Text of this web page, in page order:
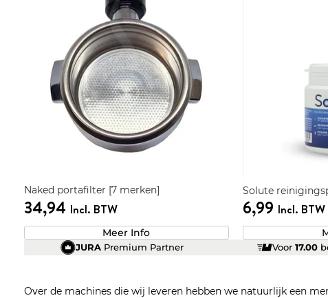
Naked portafilter [7 merken]
34,94 Incl. BTW
Meer Info
Solute
6,99 Incl. BTW
JURA Premium Partner Voor17.00
Over de machines die wij leveren hebben we natuurlijk een